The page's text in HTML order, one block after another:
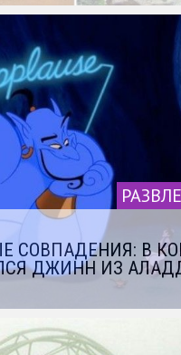
СОВПАДЕНИЯ: В
ДЖИНН ИЗ